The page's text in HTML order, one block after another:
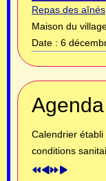
Repas des aînés
Maison du
Date : 6
Calendrier
conditions
Année
précédente
précédent
suivante
suivant